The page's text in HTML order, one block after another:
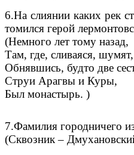
6.На слиянии каких рек
томился герой
(Немного лет тому назад,
Там, где, сливаяся, шумят,
Обнявшись, будто две
Струи Арагвы и Куры,
Был монастырь. )
7.Фамилия городничего
(Сквозник –